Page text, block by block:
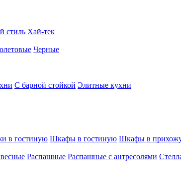
стиль Хай-тек
Черные
С барной стойкой Элитные кухни
в гостиную Шкафы в гостиную Шкафы в
Распашные Распашные с антресолями